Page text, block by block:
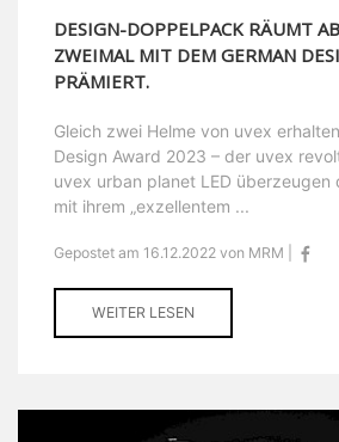
DESIGN-DOPPELPACK RÄUMT
ZWEIMAL MIT DEM GERMAN
PRÄMIERT.
Gleich zwei Helme von uvex
Design Award 2023 – der uvex
uvex urban planet LED überzeugen
mit ihrem „exzellentem ...
Gepostet am 16.12.2022 von MRM |
WEITER LESEN